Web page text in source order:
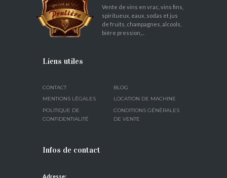
Vente de vins en vrac, vins fins,
spiritueux, eaux, sodas et jus
de fruits, champagnes, alcools,
bière pression,...
Liens utiles
CONTACT
BLOG
MENTIONS LÉGALES
LOCATION DE MACHINE
POLITIQUE DE
CONFIDENTIALITÉ
CONDITIONS GÉNÉRALES
DE VENTE
Infos de contact
Adresse: